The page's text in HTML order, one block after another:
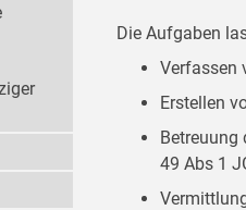
Die Aufgaben
Verfassen
Erstellen
Betreuung
49 Abs 1